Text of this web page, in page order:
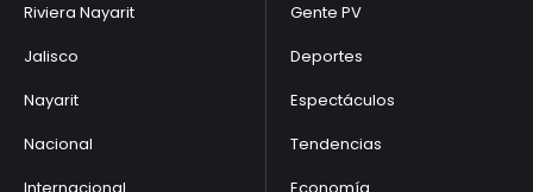
Riviera Nayarit
Jalisco
Nayarit
Nacional
Gente PV
Deportes
Espectáculos
Tendencias